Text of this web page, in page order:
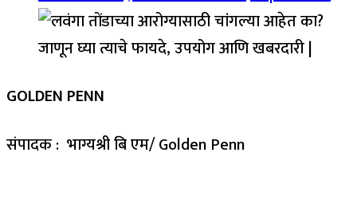
GOLDEN PENN
संपादक : भाग्यश्री बि एम/ Golden Penn